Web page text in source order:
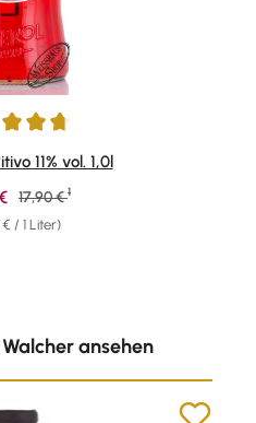
von 4.87 von 5 Sternen
11% vol. 1,0l
€ / 1 Liter)
Verkaufspreis:
Regulärer Preis:
17,90 € 1
ansehen